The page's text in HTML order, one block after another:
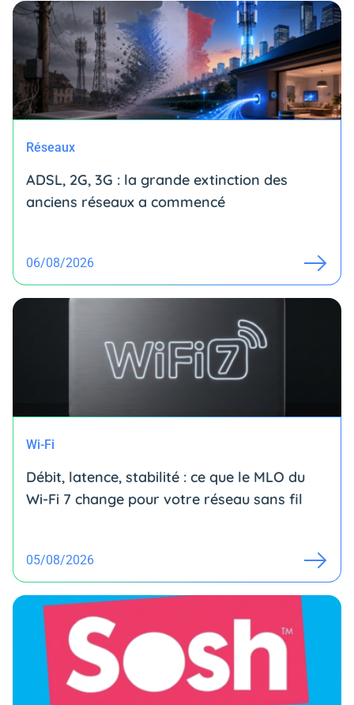
Réseaux
ADSL, 2G, 3G : la grande extinction des
anciens réseaux a commencé
06/08/2026
Wi-Fi
Débit, latence, stabilité : ce que le MLO du
Wi-Fi 7 change pour votre réseau sans fil
05/08/2026